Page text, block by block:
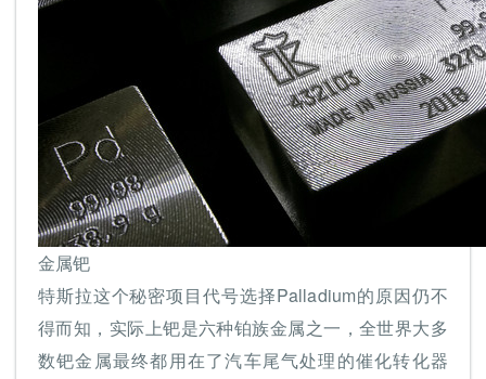
金属钯
特斯拉这个秘密项目代号选择Palladium的原因仍不
得而知，实际上钯是六种铂族金属之一，全世界大多
数钯金属最终都用在了汽车尾气处理的催化转化器